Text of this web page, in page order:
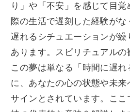
り」や「不安」を感じて目
際の生活で遅刻した経験が
遅れるシチュエーションが繰
あります。スピリチュアルの
この夢は単なる「時間に遅れ
に、あなたの心の状態や未来
サインとされています。ここ